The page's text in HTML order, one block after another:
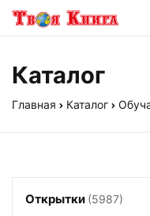
Каталог
Главная Каталог
Открытки (5987)